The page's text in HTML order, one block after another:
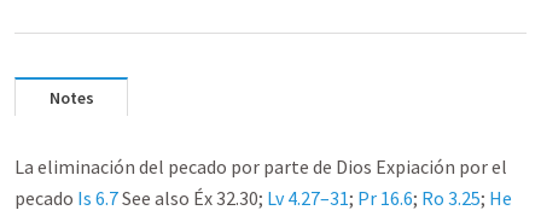
Notes
La eliminación del pecado por parte de Dios Expiación por el
pecado Is 6.7See also Éx 32.30; Lv 4.27–31; Pr 16.6; Ro 3.25; He